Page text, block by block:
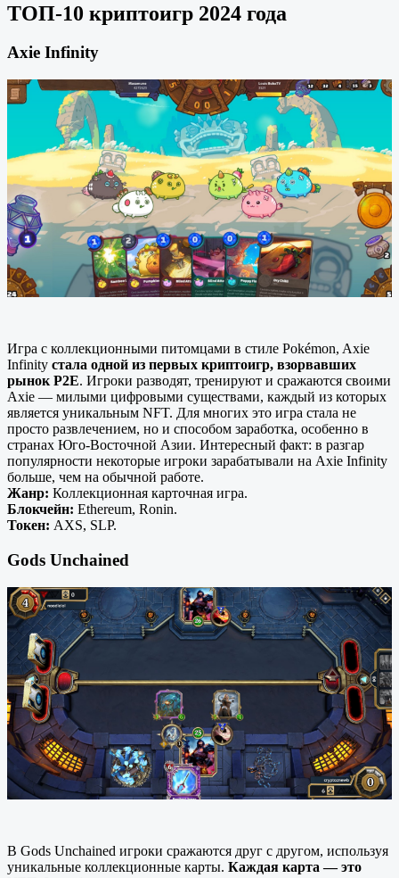
ТОП-10 криптоигр 2024 года
Axie Infinity
Игра с коллекционными питомцами в стиле Pokémon, Axie
Infinity стала одной из первых криптоигр, взорвавших
рынок P2E. Игроки разводят, тренируют и сражаются своими
Axie — милыми цифровыми существами, каждый из которых
является уникальным NFT. Для многих это игра стала не
просто развлечением, но и способом заработка, особенно в
странах Юго-Восточной Азии. Интересный факт: в разгар
популярности некоторые игроки зарабатывали на Axie Infinity
больше, чем на обычной работе.
Жанр: Коллекционная карточная игра.
Блокчейн: Ethereum, Ronin.
Токен: AXS, SLP.
Gods Unchained
В Gods Unchained игроки сражаются друг с другом, используя
уникальные коллекционные карты. Каждая карта — это